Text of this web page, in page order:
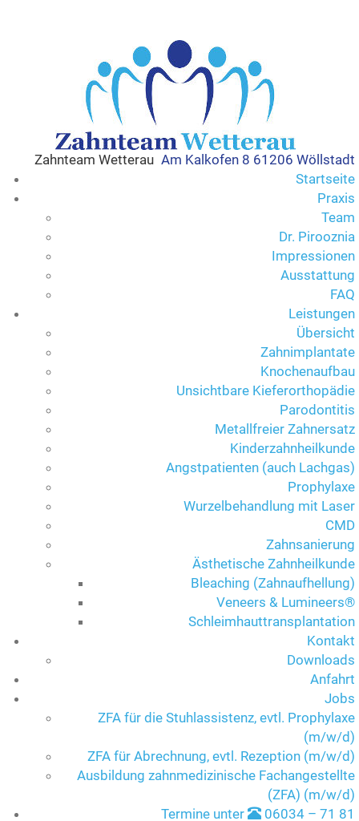
Zahnteam Wetterau Am Kalkofen 8 61206 Wöllstadt
Startseite
Praxis
Team
Dr. Pirooznia
Impressionen
Ausstattung
FAQ
Leistungen
Übersicht
Zahnimplantate
Knochenaufbau
Unsichtbare Kieferorthopädie
Parodontitis
Metallfreier Zahnersatz
Kinderzahnheilkunde
Angstpatienten (auch Lachgas)
Prophylaxe
Wurzelbehandlung mit Laser
CMD
Zahnsanierung
Ästhetische Zahnheilkunde
Bleaching (Zahnaufhellung)
Veneers & Lumineers®
Schleimhauttransplantation
Kontakt
Downloads
Anfahrt
Jobs
ZFA für die Stuhlassistenz, evtl. Prophylaxe
(m/w/d)
ZFA für Abrechnung, evtl. Rezeption (m/w/d)
Ausbildung zahnmedizinische Fachangestellte
(ZFA) (m/w/d)
Termine unter
06034 – 71 81